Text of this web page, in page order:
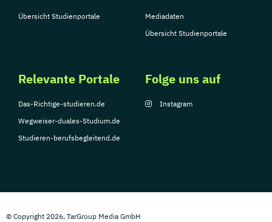
Übersicht Studienportale
Mediadaten
Übersicht Studienportale
Relevante Portale
Das-Richtige-studieren.de
Wegweiser-duales-Studium.de
Studieren-berufsbegleitend.de
Folge uns auf
Instagram
© Copyright 2026, TarGroup Media GmbH